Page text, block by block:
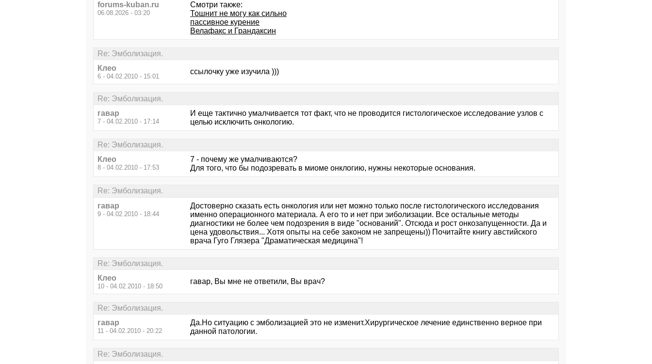
forums-kuban.ru
06.08.2026 - 03:20
Смотри также:
Тошнит не могу как сильно
пассивное курение
Велафакс и Грандаксин
Re: Эмболизация.
Клео
6 - 04.02.2010 - 15:01
ссылочку уже изучила )))
Re: Эмболизация.
гавар
7 - 04.02.2010 - 17:14
И еще тактично умалчивается тот факт, что не проводится гистологическое исследование узлов с
целью исключить онкологию.
Re: Эмболизация.
Клео
8 - 04.02.2010 - 17:53
7 - почему же умалчиваются?
Для того, что бы подозревать в миоме онклогию, нужны некоторые основания.
Re: Эмболизация.
гавар
9 - 04.02.2010 - 18:44
Достоверно сказать есть онкология или нет можно только после гистологического исследования
именно операционного материала. А его то и нет при эиболизации. Все остальные методы
диагностики не более чем подозрения в виде "оснований". Отсюда и рост онкозапущенности. Да и
цена удовольствия... Хотя опыты на себе законом не запрещены)) Почитайте книгу австийского
врача Гуго Глязера "Драматическая медицина"!
Re: Эмболизация.
Клео
10 - 04.02.2010 - 18:50
гавар, Вы мне не ответили, Вы врач?
Re: Эмболизация.
гавар
11 - 04.02.2010 - 20:22
Да.Но ситуацию с эмболизацией это не изменит.Хирургическое лечение единственно верное при
данной патологии.
Re: Эмболизация.